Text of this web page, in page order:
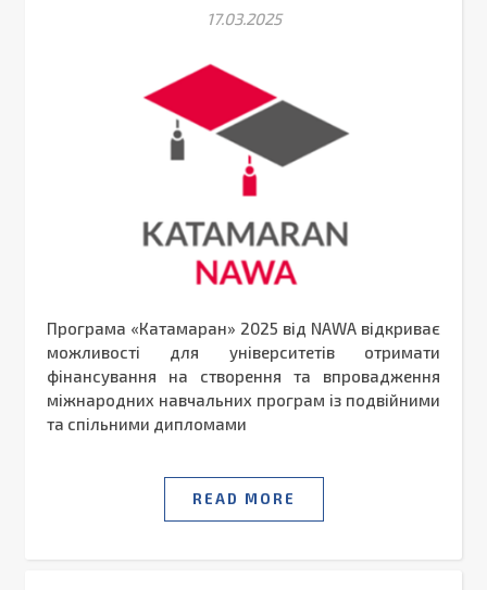
17.03.2025
Програма «Катамаран» 2025 від NAWA відкриває
можливості для університетів отримати
фінансування на створення та впровадження
міжнародних навчальних програм із подвійними
та спільними дипломами
READ MORE